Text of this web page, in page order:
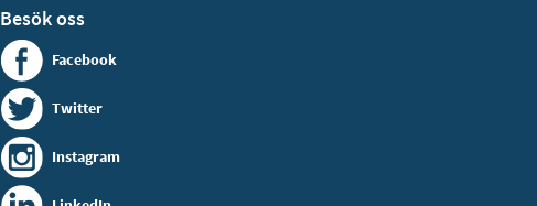
Besök oss
Facebook
Twitter
Instagram